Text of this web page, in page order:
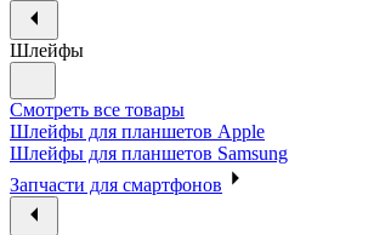
Шлейфы
Смотреть все товары
Шлейфы для планшетов Apple
Шлейфы для планшетов Samsung
Запчасти для смартфонов